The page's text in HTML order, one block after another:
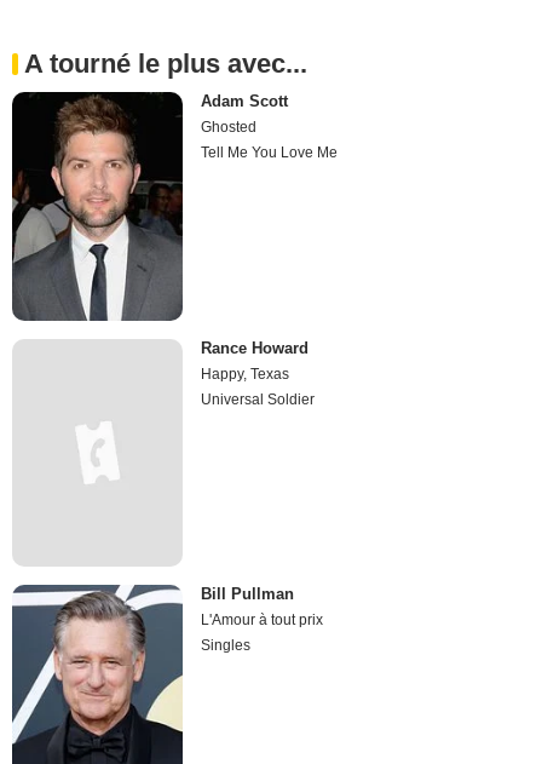
A tourné le plus avec...
Adam Scott
Ghosted
Tell Me You Love Me
Rance Howard
Happy, Texas
Universal Soldier
Bill Pullman
L'Amour à tout prix
Singles